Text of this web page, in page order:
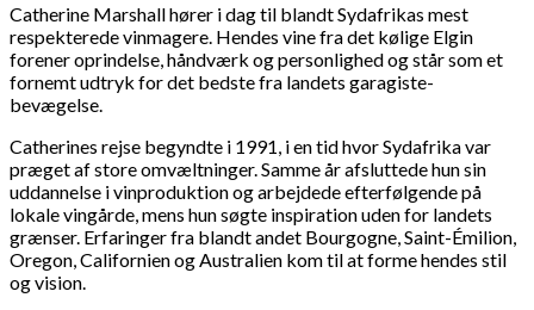
Catherine Marshall hører i dag til blandt Sydafrikas mest
respekterede vinmagere. Hendes vine fra det kølige Elgin
forener oprindelse, håndværk og personlighed og står som et
fornemt udtryk for det bedste fra landets garagiste-
bevægelse.
Catherines rejse begyndte i 1991, i en tid hvor Sydafrika var
præget af store omvæltninger. Samme år afsluttede hun sin
uddannelse i vinproduktion og arbejdede efterfølgende på
lokale vingårde, mens hun søgte inspiration uden for landets
grænser. Erfaringer fra blandt andet Bourgogne, Saint-Émilion,
Oregon, Californien og Australien kom til at forme hendes stil
og vision.